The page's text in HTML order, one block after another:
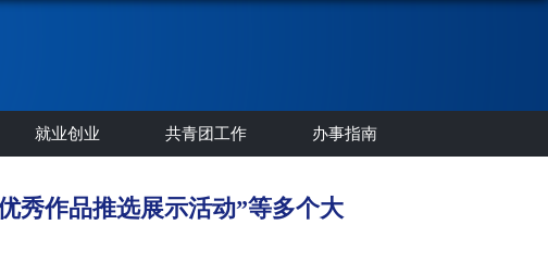
就业创业 共青团工作 办事指南
秀作品推选展示活动”等多个大